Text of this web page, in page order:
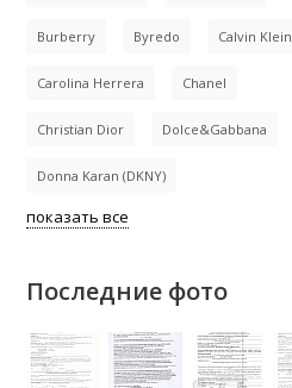
Burberry Byredo Calvin Klein
Carolina Herrera Chanel
Christian Dior Dolce&Gabbana
Donna Karan (DKNY)
показать все
Последние фото